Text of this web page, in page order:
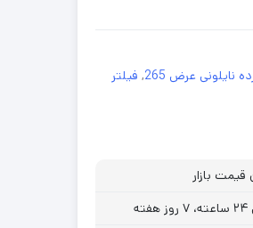
نایلونی عرض 265 , فیلتر
بازار